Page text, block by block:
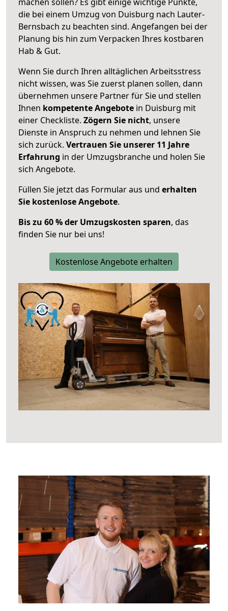
die bei einem Umzug von Duisburg nach Lauter-
Bernsbach zu beachten sind. Angefangen bei der
Planung bis hin zum Verpacken Ihres kostbaren
Hab & Gut.
Wenn Sie durch Ihren alltäglichen Arbeitsstress
nicht wissen, was Sie zuerst planen sollen, dann
übernehmen unsere Partner für Sie und stellen
Ihnen kompetente Angebote in Duisburg mit
einer Checkliste. Zögern Sie nicht, unsere
Dienste in Anspruch zu nehmen und lehnen Sie
sich zurück. Vertrauen Sie unserer 11 Jahre
Erfahrung in der Umzugsbranche und holen Sie
sich Angebote.
Füllen Sie jetzt das Formular aus und erhalten
Sie kostenlose Angebote.
Bis zu 60 % der Umzugskosten sparen, das
finden Sie nur bei uns!
Kostenlose Angebote erhalten